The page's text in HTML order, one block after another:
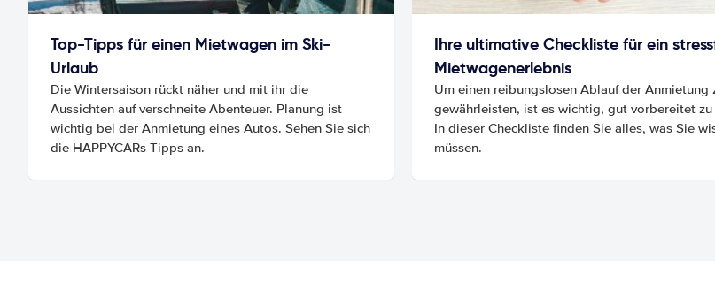
Top-Tipps für einen Mietwagen im Ski-
Urlaub
Die Wintersaison rückt näher und mit ihr die
Aussichten auf verschneite Abenteuer. Planung ist
wichtig bei der Anmietung eines Autos. Sehen Sie sich
die HAPPYCARs Tipps an.
Ihre ultimative Checkliste für ein
Mietwagenerlebnis
Um einen reibungslosen Ablauf der Anmietung
gewährleisten, ist es wichtig, gut vorbereitet zu
In dieser Checkliste finden Sie alles, was Sie
müssen.